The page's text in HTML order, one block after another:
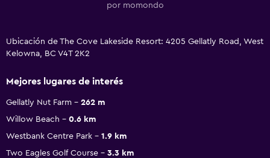
por momondo
Ubicación de The Cove Lakeside Resort: 4205 Gellatly Road, West
Kelowna, BC V4T 2K2
Mejores lugares de interés
Gellatly Nut Farm
262 m
Willow Beach
0.6 km
Westbank Centre Park
1.9 km
Two Eagles Golf Course
3.3 km